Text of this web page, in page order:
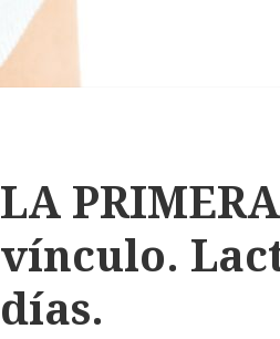
LA
vínculo.
días.